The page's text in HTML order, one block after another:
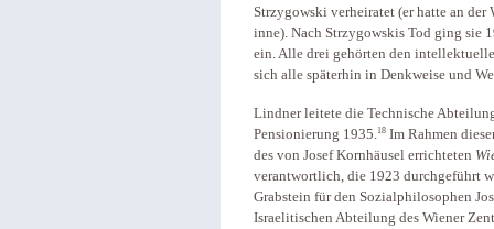
Strzygowski verheiratet (er hatte an
inne). Nach Strzygowskis Tod ging sie
ein. Alle drei gehörten den
sich alle späterhin in Denkweise und
Lindner leitete die Technische
Pensionierung 1935.18 Im Rahmen
des von Josef Kornhäusel errichteten
verantwortlich, die 1923 durchgeführt
Grabstein für den Sozialphilosophen
Israelitischen Abteilung des Wiener